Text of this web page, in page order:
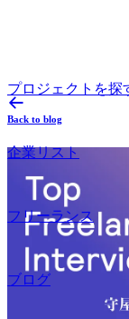
プロジェクトを探
企業リスト
フリーランス
ブログ
Back to blog